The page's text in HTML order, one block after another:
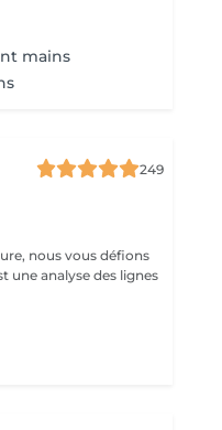
mains
249
nous vous défions
une analyse des lignes